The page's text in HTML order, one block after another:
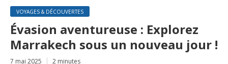
VOYAGES & DÉCOUVERTES
Évasion aventureuse : Explorez
Marrakech sous un nouveau jour !
7 mai 2025 2 minutes